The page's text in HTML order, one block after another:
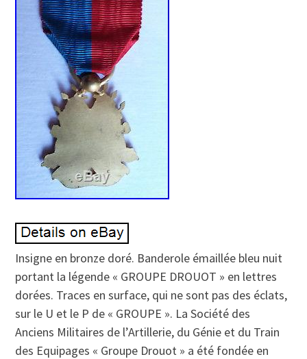
Insigne en bronze doré. Banderole émaillée bleu nuit
portant la légende « GROUPE DROUOT » en lettres
dorées. Traces en surface, qui ne sont pas des éclats,
sur le U et le P de « GROUPE ». La Société des
Anciens Militaires de l’Artillerie, du Génie et du Train
des Equipages « Groupe Drouot » a été fondée en